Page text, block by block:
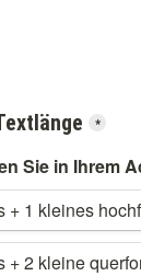
*
Sie in Ihrem
+ 1 kleines
+ 2 kleine